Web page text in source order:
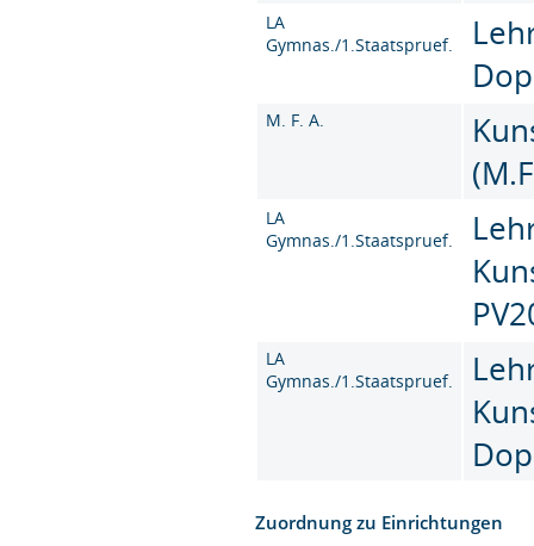
LA
Gymnas./1.Staatspruef.
M. F. A.
LA
Gymnas./1.Staatspruef.
LA
Gymnas./1.Staatspruef.
Zuordnung zu Einrichtungen